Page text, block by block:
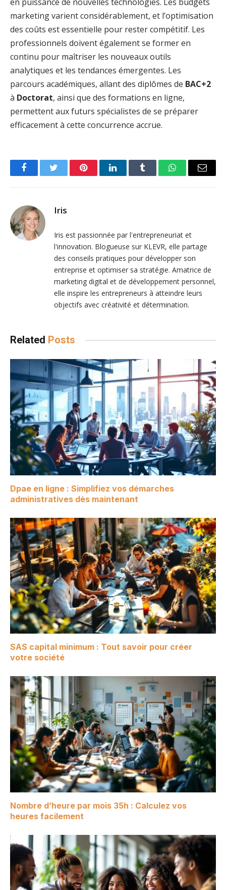
en puissance de nouvelles technologies. Les budgets
marketing varient considérablement, et l’optimisation
des coûts est essentielle pour rester compétitif. Les
professionnels doivent également se former en
continu pour maîtriser les nouveaux outils
analytiques et les tendances émergentes. Les
parcours académiques, allant des diplômes de BAC+2
à Doctorat, ainsi que des formations en ligne,
permettent aux futurs spécialistes de se préparer
efficacement à cette concurrence accrue.
FacebookTwitter PinterestLinkedInTumblr WhatsAppEmail
Iris
Iris est passionnée par l'entrepreneuriat et
l'innovation. Blogueuse sur KLEVR, elle partage
des conseils pratiques pour développer son
entreprise et optimiser sa stratégie. Amatrice de
marketing digital et de développement personnel,
elle inspire les entrepreneurs à atteindre leurs
objectifs avec créativité et détermination.
Related Posts
Dpae en ligne : Simplifiez vos démarches
administratives dès maintenant
SAS capital minimum : Tout savoir pour créer
votre société
Nombre d’heure par mois 35h : Calculez vos
heures facilement